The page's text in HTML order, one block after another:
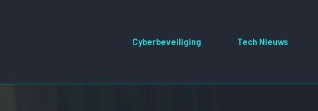
Cyberbeveiliging Tech Nieuws